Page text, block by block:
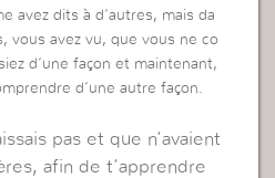
avez dits à d’autres, mais da
vous avez vu, que vous ne co
d’une façon et maintenant,
d’une autre façon.
pas et que n’avaient
afin de t’apprendre